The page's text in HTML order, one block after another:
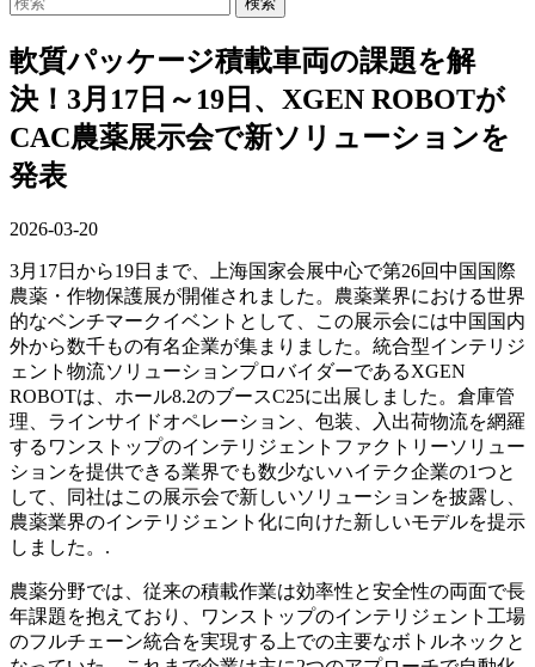
軟質パッケージ積載車両の課題を解
決！3月17日～19日、XGEN ROBOTが
CAC農薬展示会で新ソリューションを
発表
2026-03-20
3月17日から19日まで、上海国家会展中心で第26回中国国際
農薬・作物保護展が開催されました。農薬業界における世界
的なベンチマークイベントとして、この展示会には中国国内
外から数千もの有名企業が集まりました。統合型インテリジ
ェント物流ソリューションプロバイダーであるXGEN
ROBOTは、ホール8.2のブースC25に出展しました。倉庫管
理、ラインサイドオペレーション、包装、入出荷物流を網羅
するワンストップのインテリジェントファクトリーソリュー
ションを提供できる業界でも数少ないハイテク企業の1つと
して、同社はこの展示会で新しいソリューションを披露し、
農薬業界のインテリジェント化に向けた新しいモデルを提示
しました。.
農薬分野では、従来の積載作業は効率性と安全性の両面で長
年課題を抱えており、ワンストップのインテリジェント工場
のフルチェーン統合を実現する上での主要なボトルネックと